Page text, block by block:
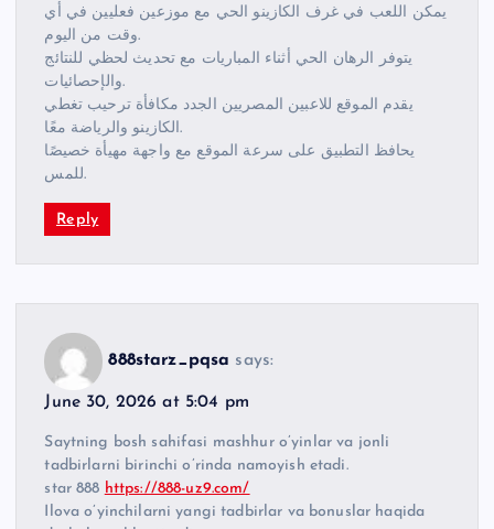
يمكن اللعب في غرف الكازينو الحي مع موزعين فعليين في أي
وقت من اليوم.
يتوفر الرهان الحي أثناء المباريات مع تحديث لحظي للنتائج
والإحصائيات.
يقدم الموقع للاعبين المصريين الجدد مكافأة ترحيب تغطي
الكازينو والرياضة معًا.
يحافظ التطبيق على سرعة الموقع مع واجهة مهيأة خصيصًا
للمس.
Reply
888starz_pqsa says:
June 30, 2026 at 5:04 pm
Saytning bosh sahifasi mashhur o’yinlar va jonli
tadbirlarni birinchi o’rinda namoyish etadi.
star 888 https://888-uz9.com/
Ilova o’yinchilarni yangi tadbirlar va bonuslar haqida